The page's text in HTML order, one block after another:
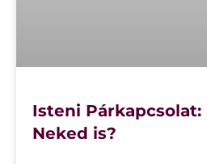
Isteni
Neked is?